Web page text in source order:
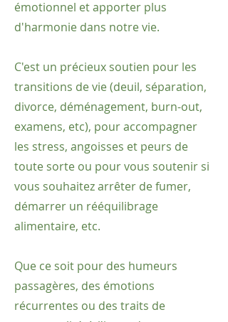
émotionnel et apporter plus
d'harmonie dans notre vie.
C'est un précieux soutien pour les
transitions de vie (deuil, séparation,
divorce, déménagement, burn-out,
examens, etc), pour accompagner
les stress, angoisses et peurs de
toute sorte ou pour vous soutenir si
vous souhaitez arrêter de fumer,
démarrer un rééquilibrage
alimentaire, etc.
Que ce soit pour des humeurs
passagères, des émotions
récurrentes ou des traits de